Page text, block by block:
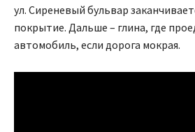
ул. Сиреневый бульвар
покрытие. Дальше – глина, где
автомобиль, если дорога мокрая.